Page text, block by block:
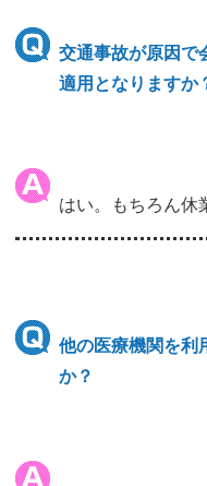
交通事故が原因で
適用となりますか
はい。もちろん休
他の医療機関を利
か？